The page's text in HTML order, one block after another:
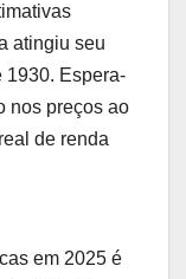
atingiu seu
1930. Espera-
nos preços ao
de renda
em 2025 é